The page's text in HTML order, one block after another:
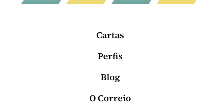
Cartas
Perfis
Blog
O Correio